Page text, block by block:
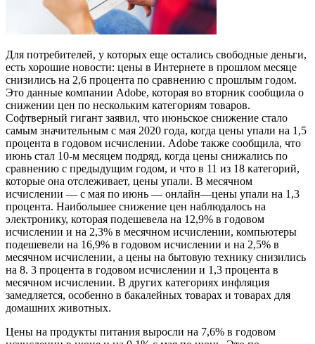
Для потребителей, у которых еще остались свободные деньги,
есть хорошие новости: цены в Интернете в прошлом месяце
снизились на 2,6 процента по сравнению с прошлым годом.
Это данные компании Adobe, которая во вторник сообщила о
снижении цен по нескольким категориям товаров.
Софтверный гигант заявил, что июньское снижение стало
самым значительным с мая 2020 года, когда цены упали на 1,5
процента в годовом исчислении. Adobe также сообщила, что
июнь стал 10-м месяцем подряд, когда цены снижались по
сравнению с предыдущим годом, и что в 11 из 18 категорий,
которые она отслеживает, цены упали. В месячном
исчислении — с мая по июнь — онлайн—цены упали на 1,3
процента. Наибольшее снижение цен наблюдалось на
электронику, которая подешевела на 12,9% в годовом
исчислении и на 2,3% в месячном исчислении, компьютеры
подешевели на 16,9% в годовом исчислении и на 2,5% в
месячном исчислении, а цены на бытовую технику снизились
на 8. 3 процента в годовом исчислении и 1,3 процента в
месячном исчислении. В других категориях инфляция
замедляется, особенно в бакалейных товарах и товарах для
домашних животных.
Цены на продукты питания выросли на 7,6% в годовом